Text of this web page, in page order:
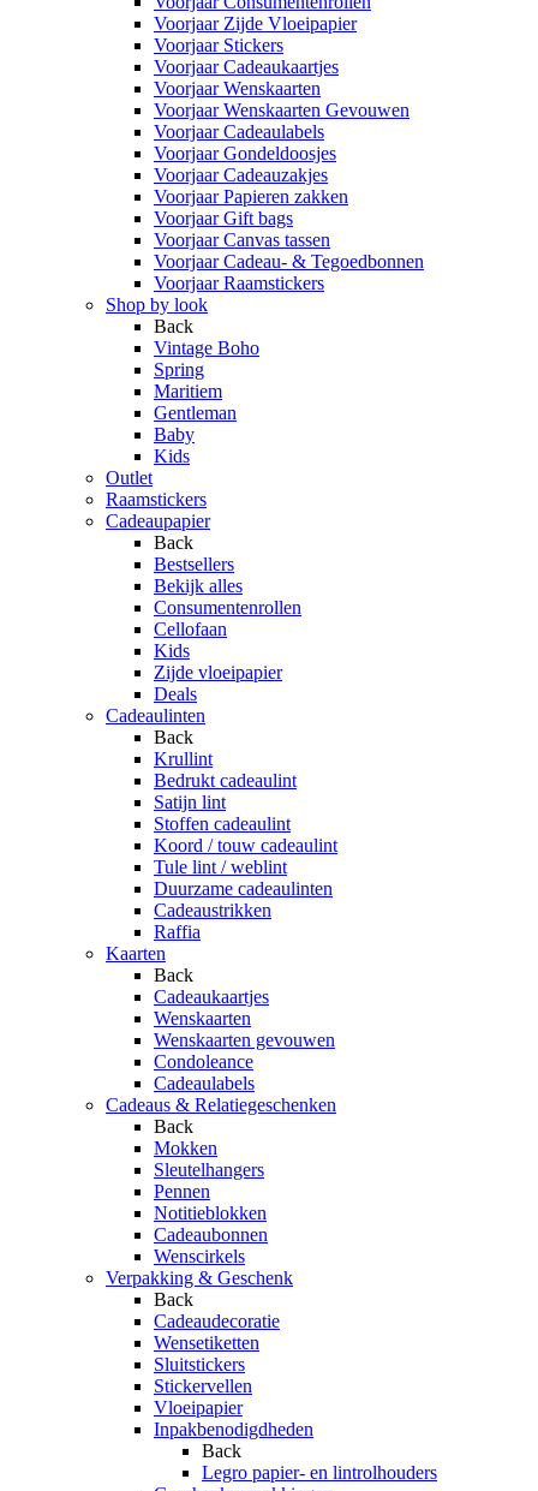
Voorjaar Zijde Vloeipapier
Voorjaar Stickers
Voorjaar Cadeaukaartjes
Voorjaar Wenskaarten
Voorjaar Wenskaarten Gevouwen
Voorjaar Cadeaulabels
Voorjaar Gondeldoosjes
Voorjaar Cadeauzakjes
Voorjaar Papieren zakken
Voorjaar Gift bags
Voorjaar Canvas tassen
Voorjaar Cadeau- & Tegoedbonnen
Voorjaar Raamstickers
Shop by look
Back
Vintage Boho
Spring
Maritiem
Gentleman
Baby
Kids
Outlet
Raamstickers
Cadeaupapier
Back
Bestsellers
Bekijk alles
Consumentenrollen
Cellofaan
Kids
Zijde vloeipapier
Deals
Cadeaulinten
Back
Krullint
Bedrukt cadeaulint
Satijn lint
Stoffen cadeaulint
Koord / touw cadeaulint
Tule lint / weblint
Duurzame cadeaulinten
Cadeaustrikken
Raffia
Kaarten
Back
Cadeaukaartjes
Wenskaarten
Wenskaarten gevouwen
Condoleance
Cadeaulabels
Cadeaus & Relatiegeschenken
Back
Mokken
Sleutelhangers
Pennen
Notitieblokken
Cadeaubonnen
Wenscirkels
Verpakking & Geschenk
Back
Cadeaudecoratie
Wensetiketten
Sluitstickers
Stickervellen
Vloeipapier
Inpakbenodigdheden
Back
Legro papier- en lintrolhouders